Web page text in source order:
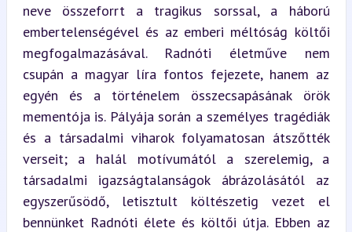
neve összeforrt a tragikus sorssal, a háború
embertelenségével és az emberi méltóság költői
megfogalmazásával. Radnóti életműve nem
csupán a magyar líra fontos fejezete, hanem az
egyén és a történelem összecsapásának örök
mementója is. Pályája során a személyes tragédiák
és a társadalmi viharok folyamatosan átszőtték
verseit; a halál motívumától a szerelemig, a
társadalmi igazságtalanságok ábrázolásától az
egyszerűsödő, letisztult költészetig vezet el
bennünket Radnóti élete és költői útja. Ebben az